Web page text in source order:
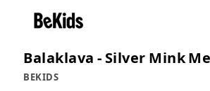
Balaklava - Silver Mink
BEKIDS